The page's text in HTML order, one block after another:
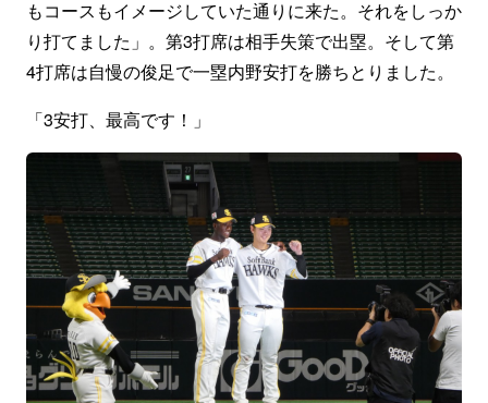
もコースもイメージしていた通りに来た。それをしっか
り打てました」。第3打席は相手失策で出塁。そして第
4打席は自慢の俊足で一塁内野安打を勝ちとりました。
「3安打、最高です！」